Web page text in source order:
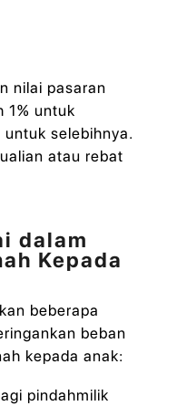
nilai pasaran
1% untuk
selebihnya.
atau rebat
dalam
Kepada
beberapa
beban
kepada anak:
pindahmilik